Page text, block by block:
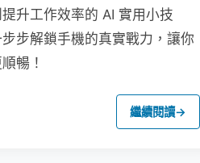
升工作效率的 AI 實用小技
步解鎖手機的真實戰力，讓你
暢！
繼續閱讀→